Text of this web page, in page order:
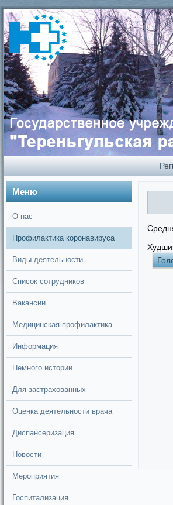
Цвет: А А А А А Размер:
Меню
О нас
Профилактика коронавируса
Виды деятельности
Список сотрудников
Вакансии
Медицинская профилактика
Информация
Немного истории
Для застрахованных
Оценка деятельности врача
Диспансеризация
Новости
Мероприятия
Госпитализация